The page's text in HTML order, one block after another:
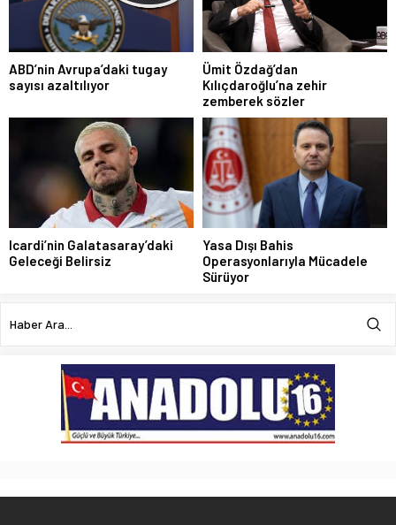
ABD’nin Avrupa’daki tugay
sayısı azaltılıyor
Ümit Özdağ’dan
Kılıçdaroğlu’na zehir
zemberek sözler
Icardi’nin Galatasaray’daki
Geleceği Belirsiz
Yasa Dışı Bahis
Operasyonlarıyla Mücadele
Sürüyor